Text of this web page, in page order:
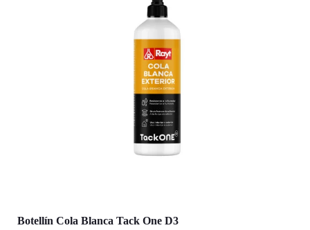
Botellín Cola Blanca Tack One D3